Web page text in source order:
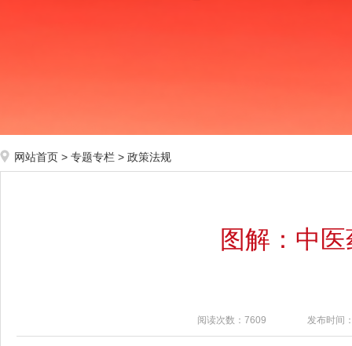
网站首页 > 专题专栏 > 政策法规
图解：中
阅读次数：7609 发布时间